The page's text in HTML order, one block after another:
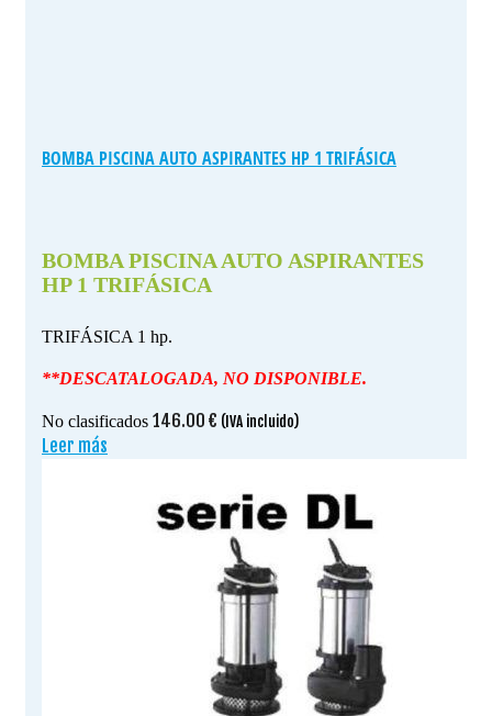
BOMBA PISCINA AUTO ASPIRANTES HP 1 TRIFÁSICA
BOMBA PISCINA AUTO ASPIRANTES
HP 1 TRIFÁSICA
TRIFÁSICA 1 hp.
**DESCATALOGADA, NO DISPONIBLE.
No clasificados 146.00 € (IVA incluido)
Leer más